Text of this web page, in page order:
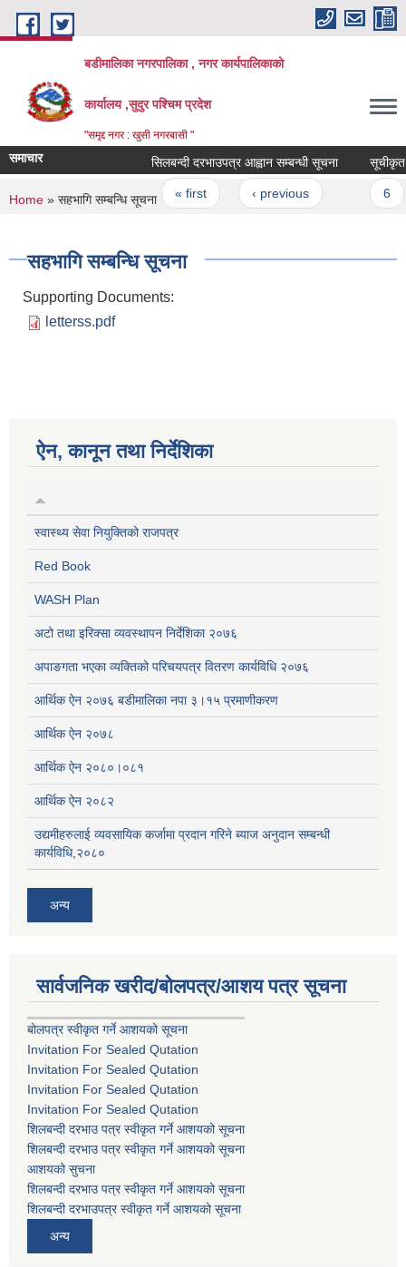
Skip to main content
बडीमालिका नगरपालिका , नगर कार्यपालिकाको
कार्यालय ,सुदुर पश्चिम प्रदेश
"समृद्द नगर : खुसी नगरबासी "
समाचार सिलबन्दी दरभाउपत्र आह्वान सम्बन्धी सूचना सूचीकृत
Pages
« first ‹ previous
You are here
Home » सहभागि सम्बन्धि सूचना
सहभागि सम्बन्धि सूचना
Supporting Documents:
letterss.pdf
ऐन, कानून तथा निर्देशिका
स्वास्थ्य सेवा नियुक्तिको राजपत्र
Red Book
WASH Plan
अटो तथा इरिक्सा व्यवस्थापन निर्देशिका २०७६
अपाङगता भएका व्यक्तिको परिचयपत्र वितरण कार्यविधि २०७६
आर्थिक ऐन २०७६ बडीमालिका नपा ३।१५ प्रमाणीकरण
आर्थिक ऐन २०७८
आर्थिक ऐन २०८०।०८१
आर्थिक ऐन २०८२
उद्यमीहरुलाई व्यवसायिक कर्जामा प्रदान गरिने ब्याज अनुदान सम्बन्धी
कार्यविधि,२०८०
अन्य
सार्वजनिक खरीद/बोलपत्र/आशय पत्र सूचना
बोलपत्र स्वीकृत गर्ने आशयको सूचना
Invitation For Sealed Qutation
Invitation For Sealed Qutation
Invitation For Sealed Qutation
Invitation For Sealed Qutation
शिलबन्दी दरभाउ पत्र स्वीकृत गर्ने आशयको सूचना
शिलबन्दी दरभाउ पत्र स्वीकृत गर्ने आशयको सूचना
आशयको सुचना
शिलबन्दी दरभाउ पत्र स्वीकृत गर्ने आशयको सूचना
शिलबन्दी दरभाउपत्र स्वीकृत गर्ने आशयको सूचना
अन्य